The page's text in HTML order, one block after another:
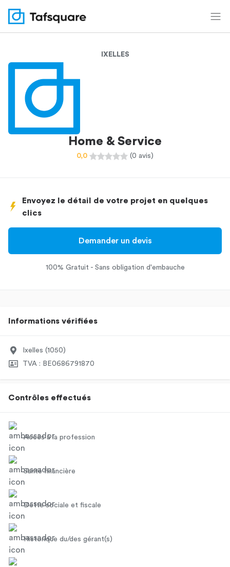
IXELLES
Home & Service
0,0 (0 avis)
Envoyez le détail de votre projet en quelques
clics
Demander un devis
100% Gratuit - Sans obligation d'embauche
Informations vérifiées
Ixelles (1050)
TVA : BE0686791870
Contrôles effectués
Accès à la profession
Santé financière
Dette sociale et fiscale
Historique du/des gérant(s)